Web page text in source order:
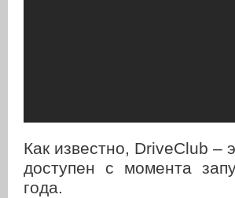
Как известно, DriveClub –
доступен с момента
года.